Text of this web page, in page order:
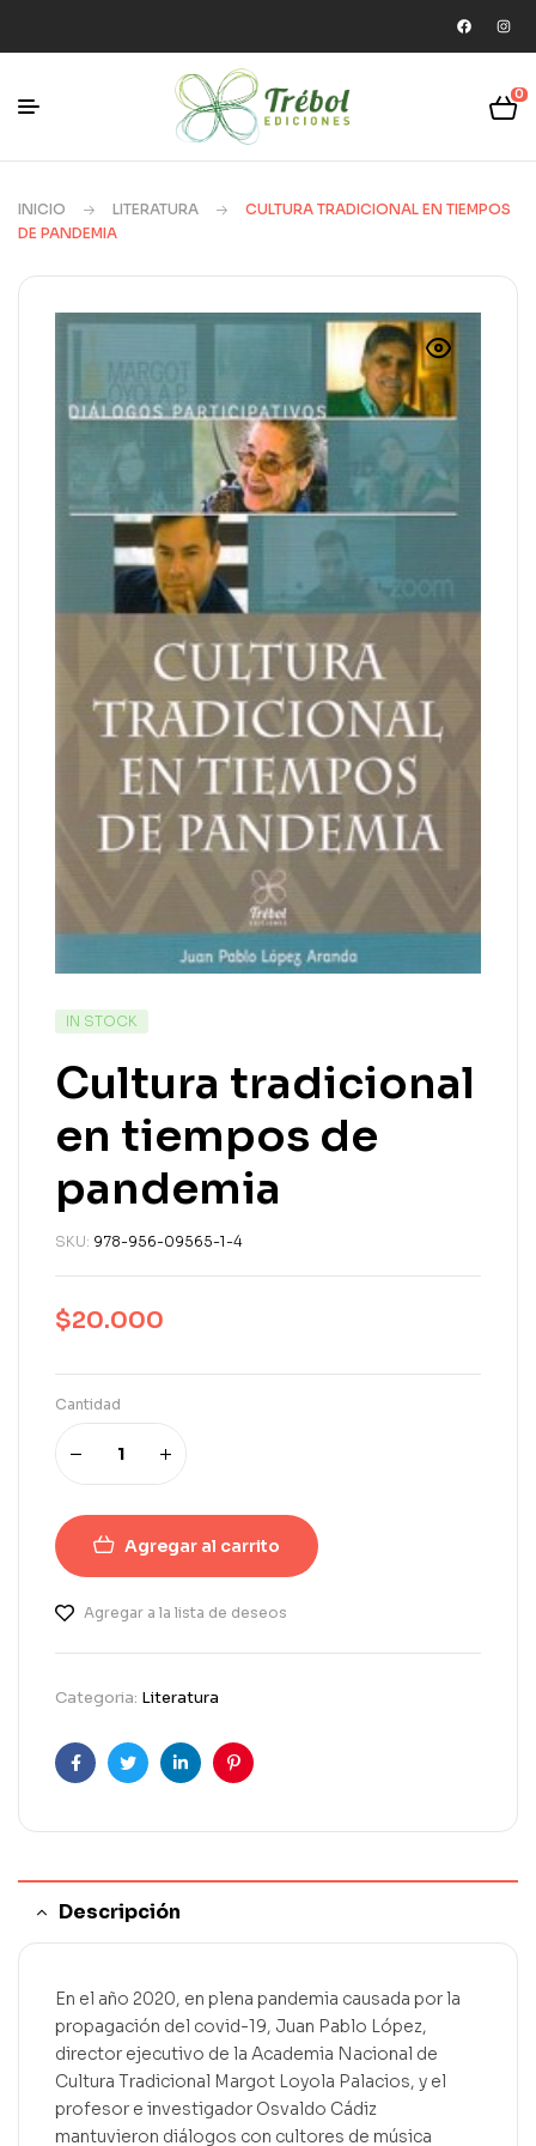
0
INICIO LITERATURA
CULTURA TRADICIONAL EN TIEMPOS
DE PANDEMIA
IN STOCK
Cultura tradicional
en tiempos de
pandemia
SKU: 978-956-09565-1-4
$20.000
Cantidad
Agregar al carrito
Agregar a la lista de deseos
Categoria: Literatura
FacebookTwitterLinkedinPinterest
Descripción
En el año 2020, en plena pandemia causada por la
propagación del covid-19, Juan Pablo López,
director ejecutivo de la Academia Nacional de
Cultura Tradicional Margot Loyola Palacios, y el
profesor e investigador Osvaldo Cádiz
mantuvieron diálogos con cultores de música